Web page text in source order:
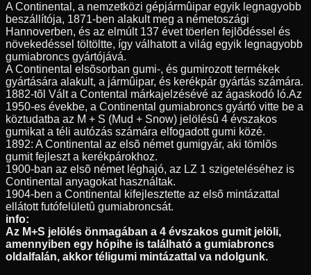
A Continental, a nemzetközi gépjármûipar egyik legnagyobb
beszállítója, 1871-ben alakult meg a németoszági
Hannoverben, és az elmúlt 137 évet töerlen fejlõdéssel és
növekedéssel töltöltte, így válhatott a világ egyik legnagyobb
gumiabroncs gyártójává.
A Continental elsõsorban gumi-, és gumirozott termékek
gyártására alakult, a jármûipar, és kerékpár gyártás számára.
1882-tõl Vált a Contental márkajelzésévé az ágaskodó ló.Az
1950-es évekbe, a Continental gumiabroncs gyártó vitte be a
köztudatba az M + S (Mud + Snow) jelölésû 4 évszakos
gumikat a téli autózás számára elfogadott gumi közé.
1892: A Continental az elsõ német gumigyár, aki tömlõs
gumit fejleszt a kerékpárokhoz.
1900-ban az elsõ német léghajó, az LZ 1 szigeteléséhez is
Continental anyagokat használtak.
1904-ben a Continental kifejlesztette az elsõ mintázattal
ellátott futófelületû gumiabroncsát.
info:
Az M+S jelölés önmagában a 4 évszakos gumit jelöli,
amennyiben egy hópihe is található a gumiabroncs
oldalfalán, akkor téligumi mintázattal va ndolgunk.